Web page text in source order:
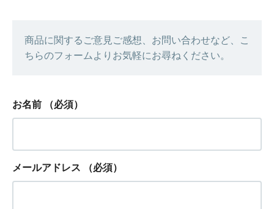
商品に関するご意見ご感想、お問い合わせなど、こ
ちらのフォームよりお気軽にお尋ねください。
お名前 （必須）
メールアドレス （必須）